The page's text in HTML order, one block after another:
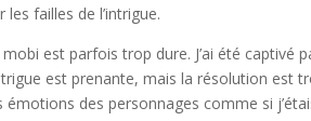
failles de l’intrigue.
est parfois trop dure. J’ai été captivé
est prenante, mais la résolution est
des personnages comme si j’étais